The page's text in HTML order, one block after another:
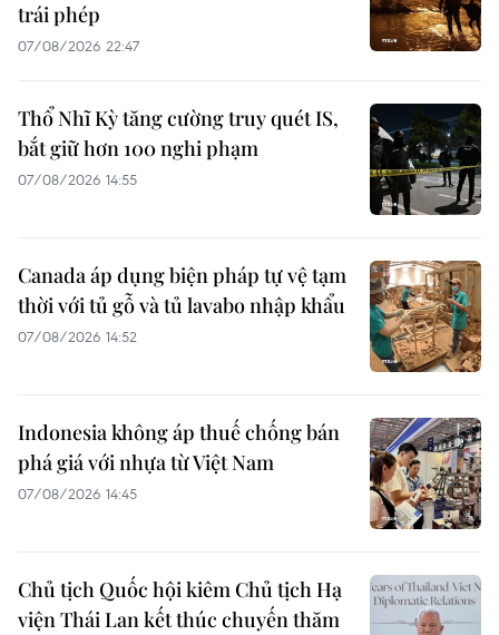
trái phép
07/08/2026 22:47
Thổ Nhĩ Kỳ tăng cường truy quét IS,
bắt giữ hơn 100 nghi phạm
07/08/2026 14:55
Canada áp dụng biện pháp tự vệ tạm
thời với tủ gỗ và tủ lavabo nhập khẩu
07/08/2026 14:52
Indonesia không áp thuế chống bán
phá giá với nhựa từ Việt Nam
07/08/2026 14:45
Chủ tịch Quốc hội kiêm Chủ tịch Hạ
viện Thái Lan kết thúc chuyến thăm